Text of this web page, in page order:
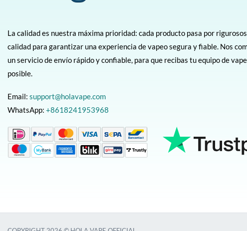
La calidad es nuestra máxima prioridad: cada producto pasa por
calidad para garantizar una experiencia de vapeo segura y fiable. Nos
un servicio de envío rápido y confiable, para que recibas tu equipo de
posible.
Email: support@holavape.com
WhatsApp: +8618241953968